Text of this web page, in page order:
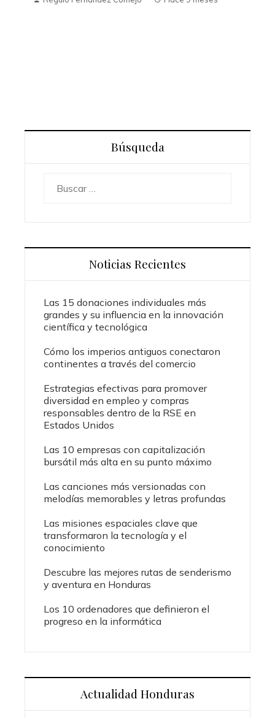
Búsqueda
Noticias Recientes
Las 15 donaciones individuales más
grandes y su influencia en la innovación
científica y tecnológica
Cómo los imperios antiguos conectaron
continentes a través del comercio
Estrategias efectivas para promover
diversidad en empleo y compras
responsables dentro de la RSE en
Estados Unidos
Las 10 empresas con capitalización
bursátil más alta en su punto máximo
Las canciones más versionadas con
melodías memorables y letras profundas
Las misiones espaciales clave que
transformaron la tecnología y el
conocimiento
Descubre las mejores rutas de senderismo
y aventura en Honduras
Los 10 ordenadores que definieron el
progreso en la informática
Actualidad Honduras